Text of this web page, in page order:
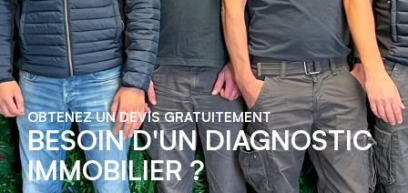
OBTENEZ UN DEVIS GRATUITEMENT
BESOIN D'UN DIAGNOSTIC
IMMOBILIER ?